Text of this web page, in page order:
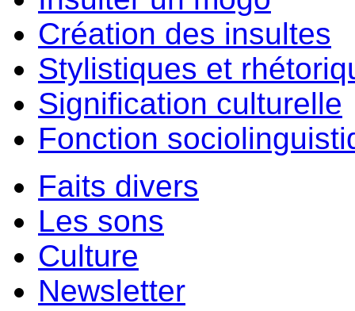
Création des insultes
Stylistiques et
Signification culturelle
Fonction
Faits divers
Les sons
Culture
Newsletter